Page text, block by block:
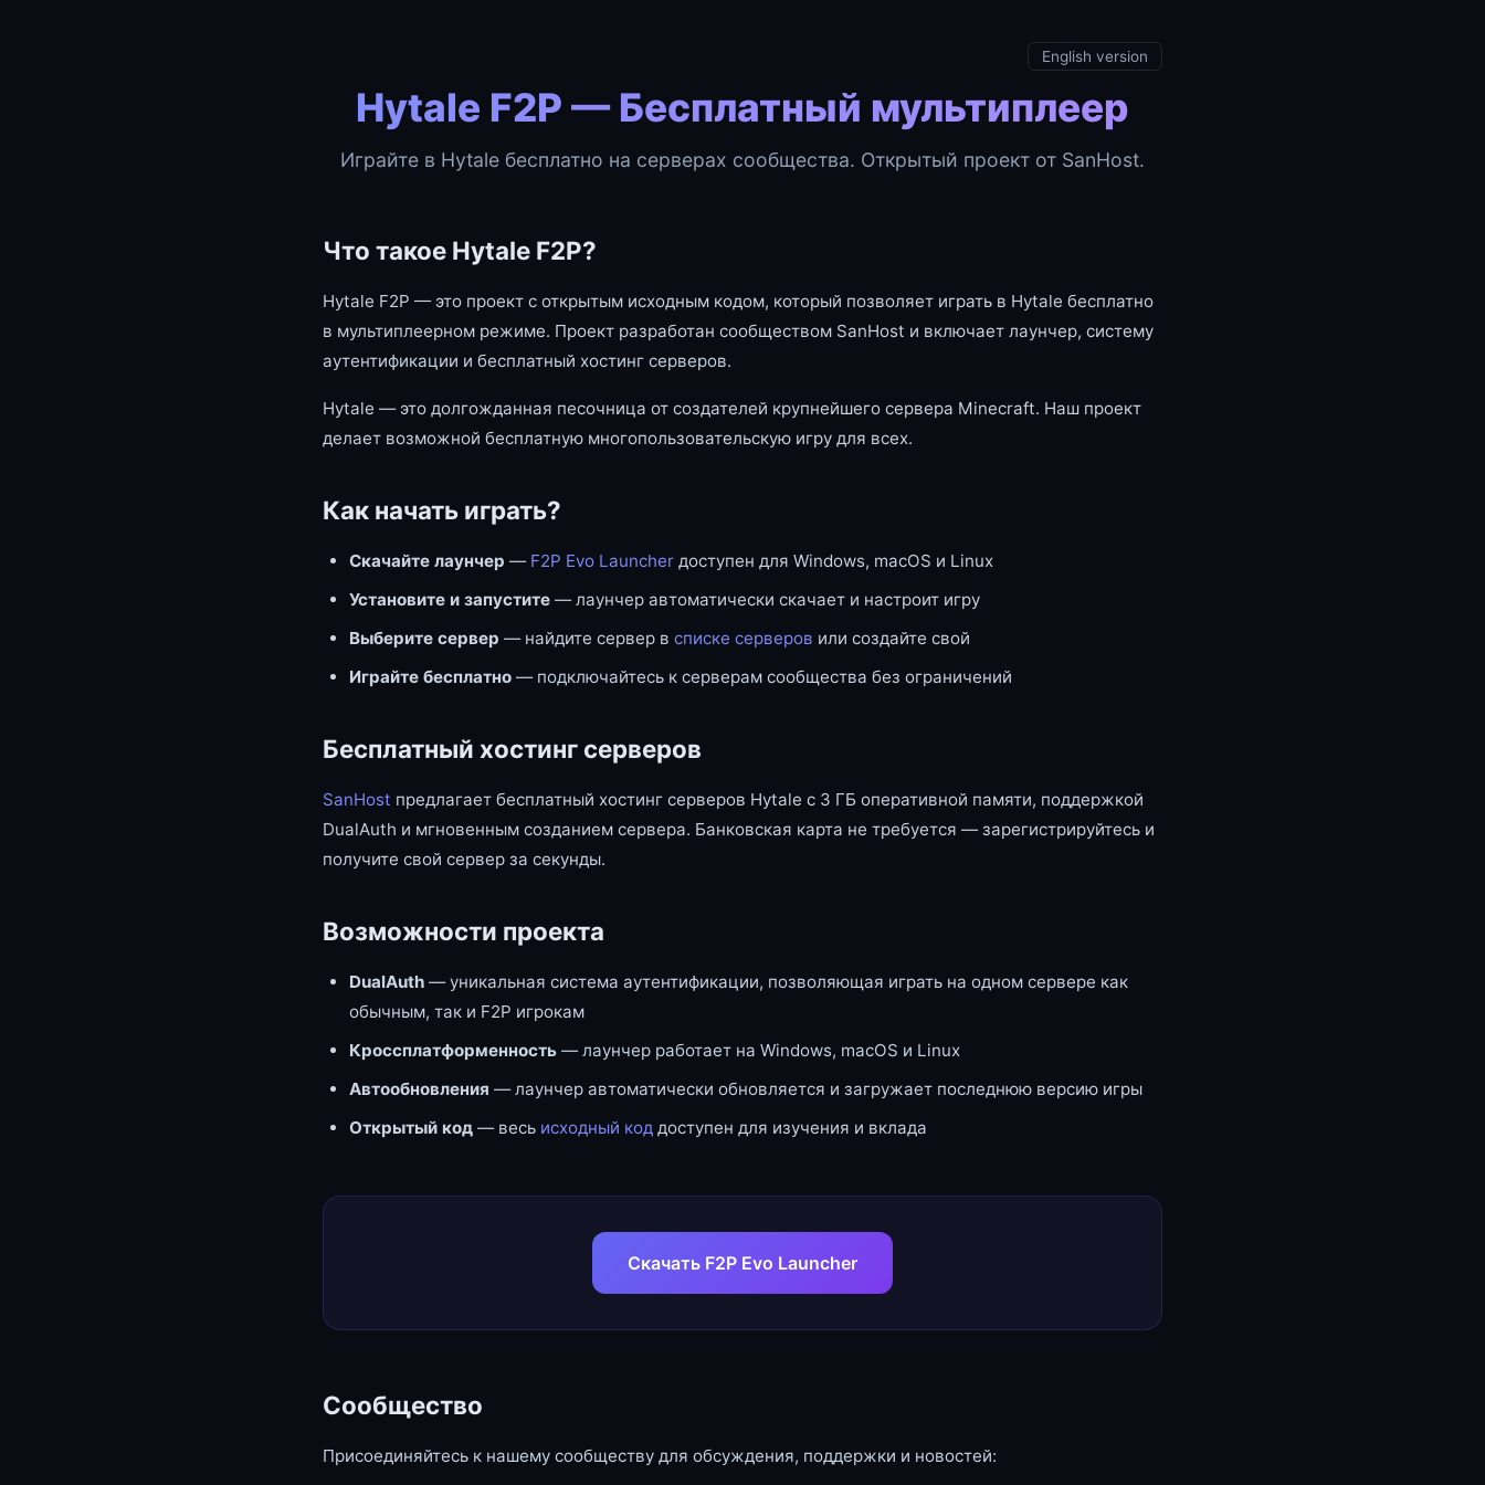
English version
Hytale F2P — Бесплатный мультиплеер
Играйте в Hytale бесплатно на серверах сообщества. Открытый проект от SanHost.
Что такое Hytale F2P?
Hytale F2P — это проект с открытым исходным кодом, который позволяет играть в Hytale бесплатно
в мультиплеерном режиме. Проект разработан сообществом SanHost и включает лаунчер, систему
аутентификации и бесплатный хостинг серверов.
Hytale — это долгожданная песочница от создателей крупнейшего сервера Minecraft. Наш проект
делает возможной бесплатную многопользовательскую игру для всех.
Как начать играть?
Скачайте лаунчер — F2P Evo Launcher доступен для Windows, macOS и Linux
Установите и запустите — лаунчер автоматически скачает и настроит игру
Выберите сервер — найдите сервер в списке серверов или создайте свой
Играйте бесплатно — подключайтесь к серверам сообщества без ограничений
Бесплатный хостинг серверов
SanHost предлагает бесплатный хостинг серверов Hytale с 3 ГБ оперативной памяти, поддержкой
DualAuth и мгновенным созданием сервера. Банковская карта не требуется — зарегистрируйтесь и
получите свой сервер за секунды.
Возможности проекта
DualAuth — уникальная система аутентификации, позволяющая играть на одном сервере как
обычным, так и F2P игрокам
Кроссплатформенность — лаунчер работает на Windows, macOS и Linux
Автообновления — лаунчер автоматически обновляется и загружает последнюю версию игры
Открытый код — весь исходный код доступен для изучения и вклада
Скачать F2P Evo Launcher
Сообщество
Присоединяйтесь к нашему сообществу для обсуждения, поддержки и новостей: